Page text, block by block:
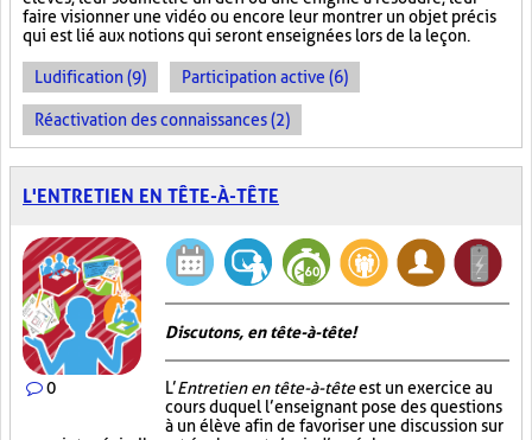
faire visionner une vidéo ou encore leur montrer un objet précis
qui est lié aux notions qui seront enseignées lors de la leçon.
Ludification (9) Participation active (6)
Réactivation des connaissances (2)
L'ENTRETIEN EN TÊTE-À-TÊTE
0
Discutons, en tête-à-tête!
L’Entretien en tête-à-têteest un exercice au
cours duquel l’enseignant pose des questions
à un élève afin de favoriser une discussion sur